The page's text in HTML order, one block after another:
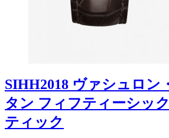
SIHH2018 ヴァシュロン
タン フィフティーシッ
ティック